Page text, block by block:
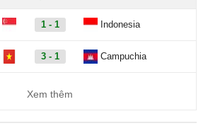
1 - 1 Indonesia
3 - 1 Campuchia
Xem thêm